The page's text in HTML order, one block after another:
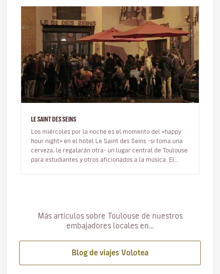
LE SAINT DES SEINS
Los miércoles por la noche es el momento del «happy
hour night» en el hotel Le Saint des Seins -si toma una
cerveza, le regalarán otra- un lugar central de Toulouse
para estudiantes y otros aficionados a la música. El
Más artículos sobre Toulouse de nuestros
embajadores locales en…
Blog de viajes Volotea